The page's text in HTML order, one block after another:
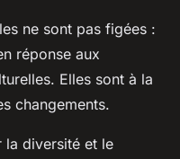
ne sont pas figées :
réponse aux
Elles sont à la
changements.
la diversité et le